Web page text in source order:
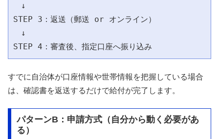
↓
STEP 3：返送（郵送 or オンライン）
↓
すでに自治体が口座情報や世帯情報を把握している場合
は、確認書を返送するだけで給付が完了します。
パターンB：申請方式（自分から動く必要があ
る）